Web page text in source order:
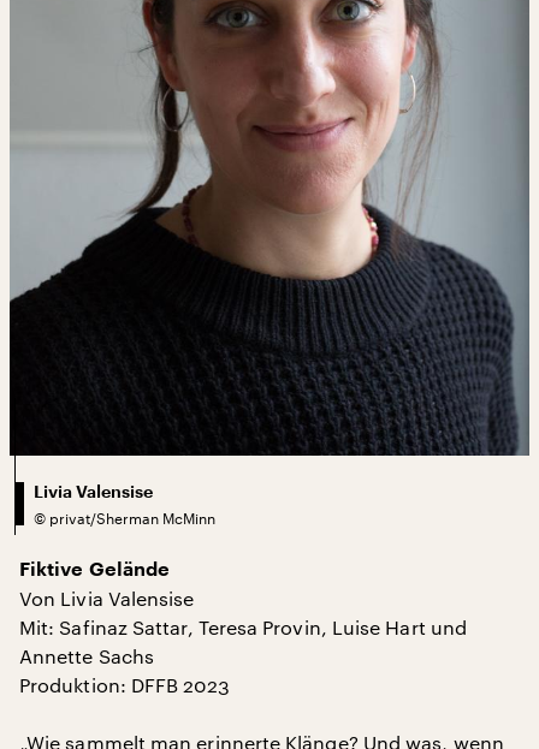
Livia Valensise
© privat/Sherman McMinn
Fiktive Gelände
Von Livia Valensise
Mit: Safinaz Sattar, Teresa Provin, Luise Hart und
Annette Sachs
Produktion: DFFB 2023
„Wie sammelt man erinnerte Klänge? Und was, wenn